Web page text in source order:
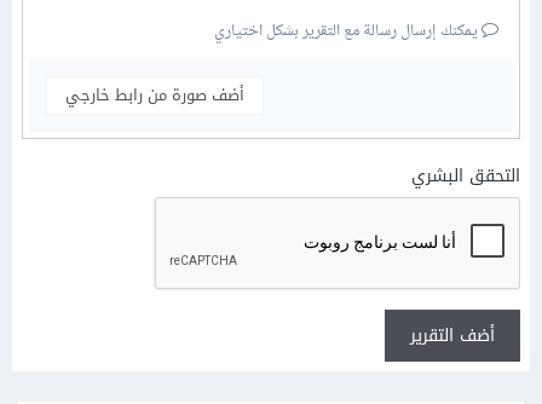
يمكنك إرسال رسالة مع التقرير بشكل اختياري
أضف صورة من رابط خارجي
التحقق البشري
أضف التقرير